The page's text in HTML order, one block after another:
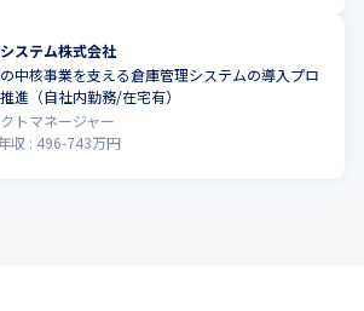
ステム株式会社
中核事業を支える倉庫管理システムの導入プロ
進（自社内勤務/在宅有）
トマネージャー
収 : 496-743万円